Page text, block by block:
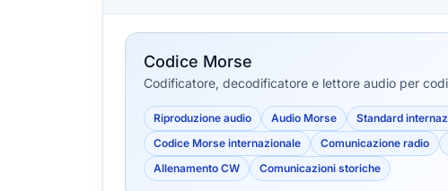
Codice Morse
Codificatore, decodificatore e lettore audio per
Riproduzione audio Audio Morse
Standard
Codice Morse internazionale
Comunicazione radio
Allenamento CW
Comunicazioni storiche